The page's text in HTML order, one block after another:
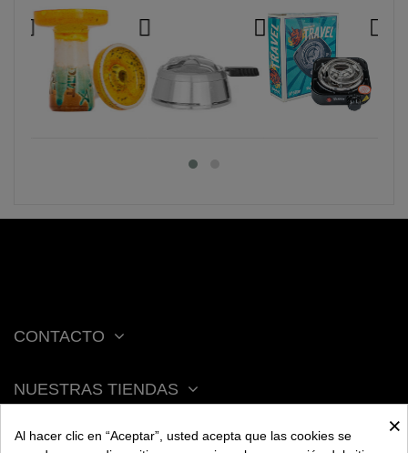
CONTACTO
NUESTRAS TIENDAS
ACERCA DE BENGALA
×
Al hacer clic en “Aceptar”, usted acepta que las cookies se